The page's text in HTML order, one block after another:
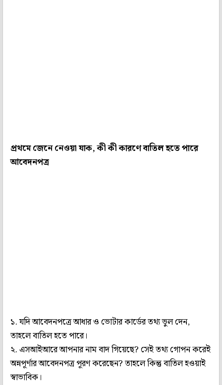
প্রথমে জেনে নেওয়া যাক, কী কী কারণে বাতিল হতে পারে
আবেদনপত্র
১. যদি আবেদনপত্রে আধার ও ভোটার কার্ডের তথ্য ভুল দেন,
তাহলে বাতিল হতে পারে।
২. এসআইআরে আপনার নাম বাদ গিয়েছে? সেই তথ্য গোপন করেই
অন্নপূর্ণার আবেদনপত্র পূরণ করেছেন? তাহলে কিন্তু বাতিল হওয়াই
স্বাভাবিক।